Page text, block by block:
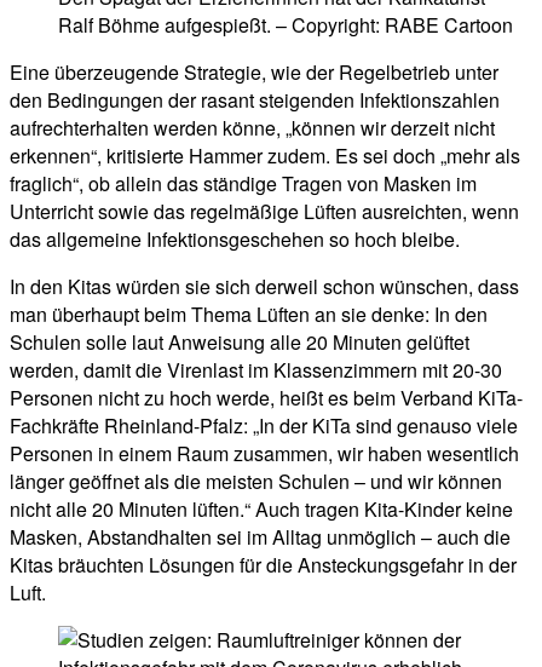
Ralf Böhme aufgespießt. – Copyright: RABE Cartoon
Eine überzeugende Strategie, wie der Regelbetrieb unter
den Bedingungen der rasant steigenden Infektionszahlen
aufrechterhalten werden könne, „können wir derzeit nicht
erkennen“, kritisierte Hammer zudem. Es sei doch „mehr als
fraglich“, ob allein das ständige Tragen von Masken im
Unterricht sowie das regelmäßige Lüften ausreichten, wenn
das allgemeine Infektionsgeschehen so hoch bleibe.
In den Kitas würden sie sich derweil schon wünschen, dass
man überhaupt beim Thema Lüften an sie denke: In den
Schulen solle laut Anweisung alle 20 Minuten gelüftet
werden, damit die Virenlast im Klassenzimmern mit 20-30
Personen nicht zu hoch werde, heißt es beim Verband KiTa-
Fachkräfte Rheinland-Pfalz: „In der KiTa sind genauso viele
Personen in einem Raum zusammen, wir haben wesentlich
länger geöffnet als die meisten Schulen – und wir können
nicht alle 20 Minuten lüften.“ Auch tragen Kita-Kinder keine
Masken, Abstandhalten sei im Alltag unmöglich – auch die
Kitas bräuchten Lösungen für die Ansteckungsgefahr in der
Luft.